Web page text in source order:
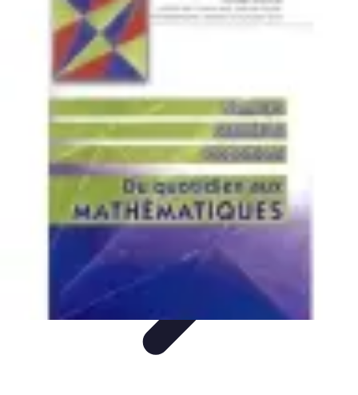
Astuces du Quotidien
Économie domestique Cuisine et Alimentation
Cuisine &
OrganisationProductivité
Astuces du Quotidien